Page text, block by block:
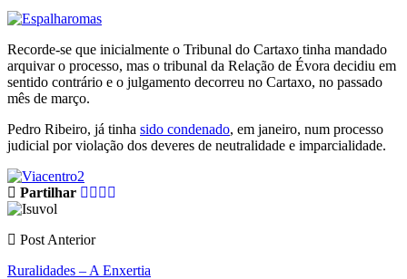
Recorde-se que inicialmente o Tribunal do Cartaxo tinha mandado
arquivar o processo, mas o tribunal da Relação de Évora decidiu em
sentido contrário e o julgamento decorreu no Cartaxo, no passado
mês de março.
Pedro Ribeiro, já tinha sido condenado, em janeiro, num processo
judicial por violação dos deveres de neutralidade e imparcialidade.
Partilhar
Post Anterior
Ruralidades – A Enxertia